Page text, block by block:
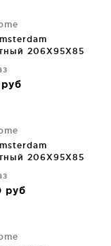
206X95X85
руб
206X95X85
руб